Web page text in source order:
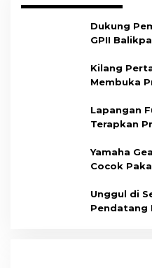
Dukung
GPII
Kilang
Membuka
Lapangan
Terapkan
Yamaha
Cocok
Unggul di
Pendatang